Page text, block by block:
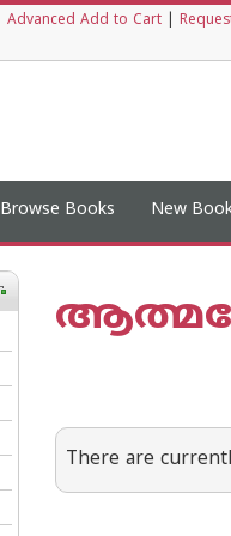
Advanced Add to Cart
Browse Books New
There are